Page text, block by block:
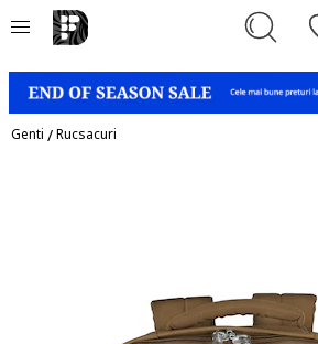
Genti /Rucsacuri